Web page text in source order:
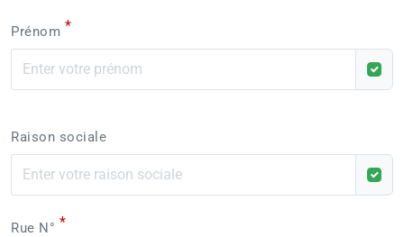
Prénom *
Raison sociale
Rue N° *